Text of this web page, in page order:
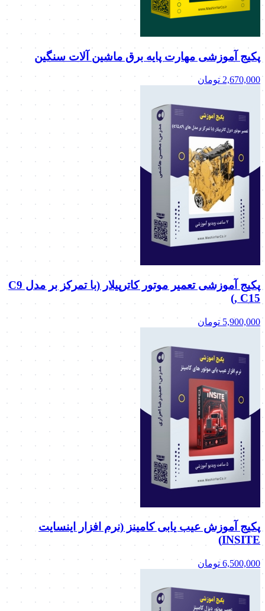
پکیج آموزشی مهارت پایه برق ماشین آلات سنگین
2,670,000 تومان
پکیج آموزشی تعمیر موتور کاترپیلار (با تمرکز بر مدل C9
, C15)
5,900,000 تومان
پکیج آموزش عیب یابی کامینز (نرم افزار اینسایت
INSITE)
6,500,000 تومان